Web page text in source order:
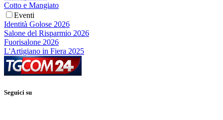
Cotto e Mangiato
Eventi
Identità Golose 2026
Salone del Risparmio 2026
Fuorisalone 2026
L'Artigiano in Fiera 2025
Seguici su